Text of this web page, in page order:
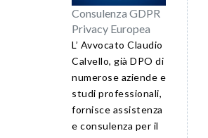
Consulenza GDPR
Privacy Europea
L’ Avvocato Claudio
Calvello, già DPO di
numerose aziende e
studi professionali,
fornisce assistenza
e consulenza per il